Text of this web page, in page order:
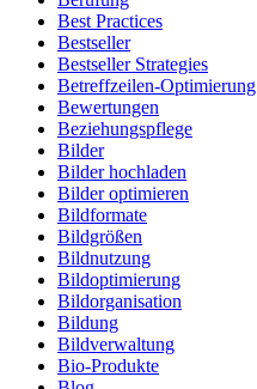
Best Practices
Bestseller
Bestseller Strategies
Betreffzeilen-Optimierung
Bewertungen
Beziehungspflege
Bilder
Bilder hochladen
Bilder optimieren
Bildformate
Bildgrößen
Bildnutzung
Bildoptimierung
Bildorganisation
Bildung
Bildverwaltung
Bio-Produkte